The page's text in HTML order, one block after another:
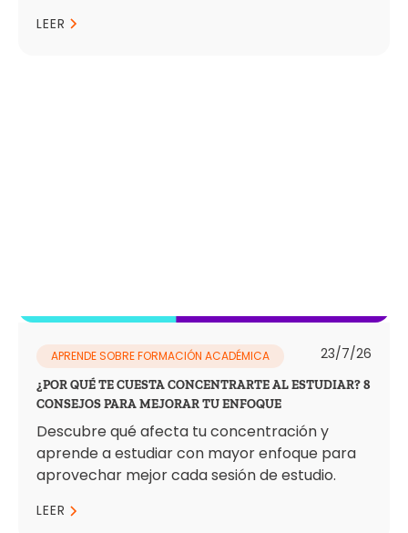
LEER
APRENDE SOBRE FORMACIÓN ACADÉMICA 23/7/26
¿POR QUÉ TE CUESTA CONCENTRARTE AL ESTUDIAR? 8
CONSEJOS PARA MEJORAR TU ENFOQUE
Descubre qué afecta tu concentración y
aprende a estudiar con mayor enfoque para
aprovechar mejor cada sesión de estudio.
LEER